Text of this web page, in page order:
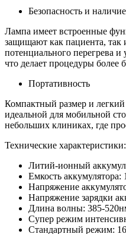
Безопасность и
Лампа имеет встроенные
защищают как пациента, так
потенциального перегрева и
что делает процедуры более
Портативность
Компактный размер и
идеальной для мобильной
небольших клиниках, где
Технические характеристики:
Литий-ионный
Емкость
Напряжение
Напряжение зарядки
Длина волны: 385-
Супер режим
Стандартный режим: